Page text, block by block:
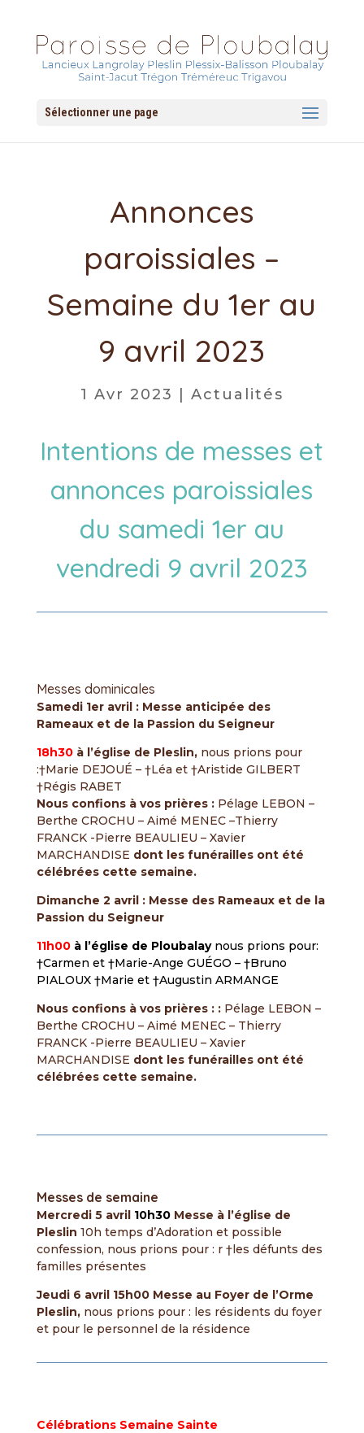
Sélectionner une page
Annonces
paroissiales –
Semaine du 1er au
9 avril 2023
1 Avr 2023 Actualités
Intentions de messes et
annonces paroissiales
du samedi 1er au
vendredi 9 avril 2023
Messes dominicales
Samedi 1er avril : Messe anticipée des
Rameaux et de la Passion du Seigneur
18h30à l’église de Pleslin, nous prions pour
:†Marie DEJOUÉ – †Léa et †Aristide GILBERT
†Régis RABET
Nous confions à vos prières :Pélage LEBON –
Berthe CROCHU – Aimé MENEC –Thierry
FRANCK -Pierre BEAULIEU – Xavier
MARCHANDISE dont les funérailles ont été
célébrées cette semaine.
Dimanche 2 avril : Messe des Rameaux et de la
Passion du Seigneur
11h00 à l’église de Ploubalay nous prions pour:
†Carmen et †Marie-Ange GUÉGO – †Bruno
PIALOUX †Marie et †Augustin ARMANGE
Nous confions à vos prières : :Pélage LEBON –
Berthe CROCHU – Aimé MENEC – Thierry
FRANCK -Pierre BEAULIEU – Xavier
MARCHANDISE dont les funérailles ont été
célébrées cette semaine.
Messes de semaine
Mercredi 5 avril 10h30Messe à l’église de
Pleslin 10h temps d’Adoration et possible
confession, nous prions pour : r †les défunts des
familles présentes
Jeudi 6 avril 15h00 Messe au Foyer de l’Orme
Pleslin, nous prions pour : les résidents du foyer
et pour le personnel de la résidence
Célébrations Semaine Sainte